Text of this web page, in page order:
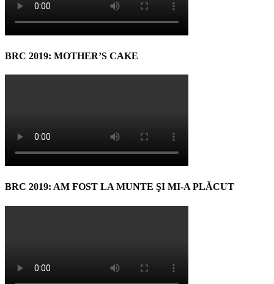
BRC 2019: MOTHER’S CAKE
BRC 2019: AM FOST LA MUNTE ŞI MI-A PLĂCUT